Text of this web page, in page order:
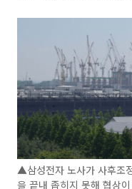
▲삼성전자 노사가 사후조
을 끝내 좁히지 못해 협상